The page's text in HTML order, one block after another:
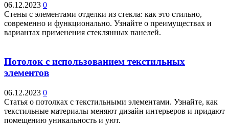
06.12.2023 0
Стены с элементами отделки из стекла: как это стильно,
современно и функционально. Узнайте о преимуществах и
вариантах применения стеклянных панелей.
Потолок с использованием текстильных
элементов
06.12.2023 0
Статья о потолках с текстильными элементами. Узнайте, как
текстильные материалы меняют дизайн интерьеров и придают
помещению уникальность и уют.